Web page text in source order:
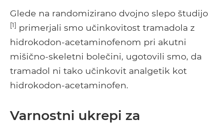
Glede na randomizirano dvojno slepo študijo
[1] primerjali smo učinkovitost tramadola z
hidrokodon-acetaminofenom pri akutni
mišično-skeletni bolečini, ugotovili smo, da
tramadol ni tako učinkovit analgetik kot
hidrokodon-acetaminofen.
Varnostni ukrepi za